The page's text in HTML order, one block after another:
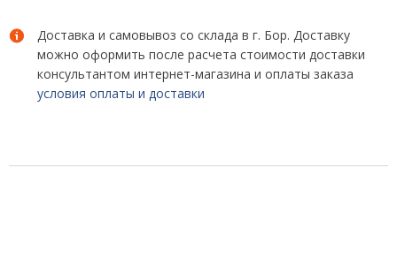
Доставка и самовывоз со склада в г. Бор. Доставку
можно оформить после расчета стоимости доставки
консультантом интернет-магазина и оплаты заказа
условия оплаты и доставки